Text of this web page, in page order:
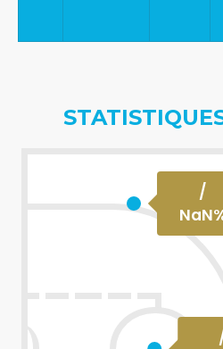
/
NaN